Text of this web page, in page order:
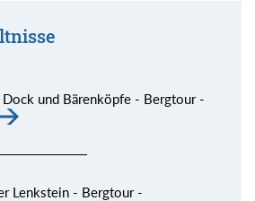
und Bärenköpfe - Bergtour -
Lenkstein - Bergtour -